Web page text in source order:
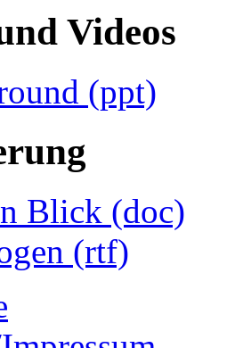
Videos
(ppt)
Blick (doc)
(rtf)